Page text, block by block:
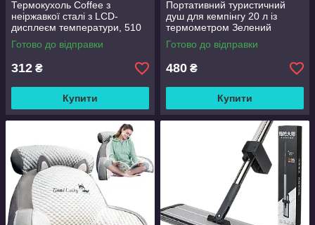
Термокухоль Coffee з
неіржавкої сталі з LCD-
дисплеєм температури, 510
мл Чорний
Готово до відправки
312 ₴
Купити
Портативний туристичний
душ для кемпінгу 20 л із
термометром Зелений
Готово до відправки
480 ₴
Купити